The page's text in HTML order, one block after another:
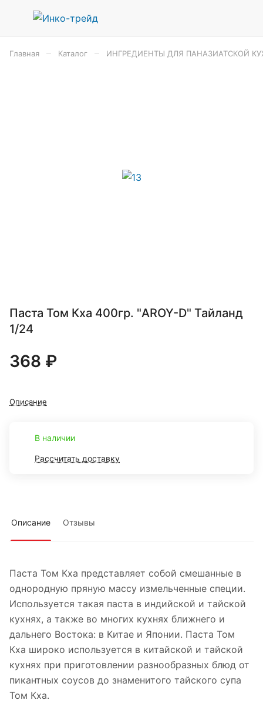
Главная Каталог ИНГРЕДИЕНТЫ ДЛЯ ПАНАЗИАТСКОЙ
Паста Том Кха 400гр. "AROY-D" Тайланд
1/24
368 ₽
Описание
В наличии
Рассчитать доставку
Описание Отзывы
Паста Том Кха представляет собой смешанные в
однородную пряную массу измельченные специи.
Используется такая паста в индийской и тайской
кухнях, а также во многих кухнях ближнего и
дальнего Востока: в Китае и Японии. Паста Том
Кха широко используется в китайской и тайской
кухнях при приготовлении разнообразных блюд от
пикантных соусов до знаменитого тайского супа
Том Кха.